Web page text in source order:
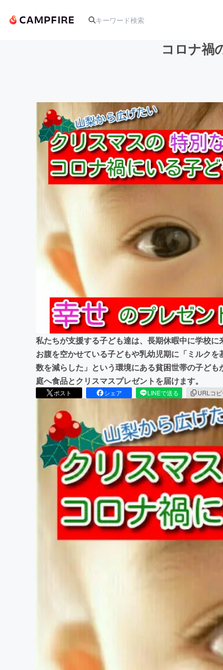
アート・写真
テクノロジー・ガジェット
映像・映画
ビジネス・起業
まちづくり・地域活性化
コロナ禍
私たちが支援する子ども達は、長期休暇中に学校
お腹を空かせている子どもや乳幼児期に「ミルク
数を減らした」という環境にある貧困世帯の子ど
庭へ食品とクリスマスプレゼントを届けます。
ポスト シェア LINEで送る URLコ